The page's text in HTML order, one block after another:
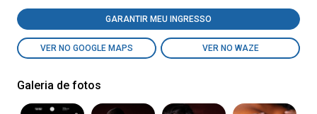
GARANTIR MEU INGRESSO
VER NO GOOGLE MAPS VER NO WAZE
Galeria de fotos